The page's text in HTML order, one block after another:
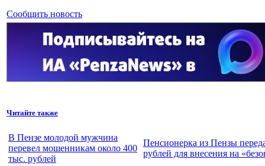
Сообщить новость
Читайте также
В Пензе молодой мужчина
перевел мошенникам около 400
тыс. рублей
Пенсионерка из Пензы
рублей для внесения на